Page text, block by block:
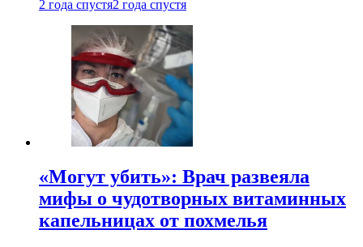
2 года спустя2 года спустя
«Могут убить»: Врач развеяла
мифы о чудотворных витаминных
капельницах от похмелья